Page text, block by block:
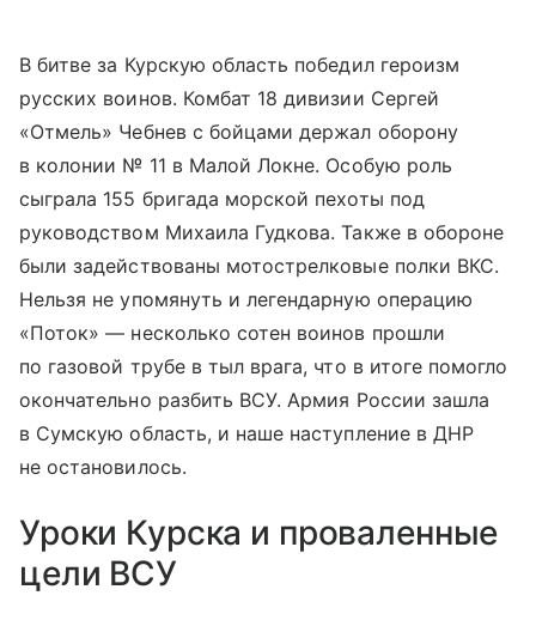
В битве за Курскую область победил героизм
русских воинов. Комбат 18 дивизии Сергей
«Отмель» Чебнев с бойцами держал оборону
в колонии № 11 в Малой Локне. Особую роль
сыграла 155 бригада морской пехоты под
руководством Михаила Гудкова. Также в обороне
были задействованы мотострелковые полки ВКС.
Нельзя не упомянуть и легендарную операцию
«Поток» — несколько сотен воинов прошли
по газовой трубе в тыл врага, что в итоге помогло
окончательно разбить ВСУ. Армия России зашла
в Сумскую область, и наше наступление в ДНР
не остановилось.
Уроки Курска и проваленные
цели ВСУ